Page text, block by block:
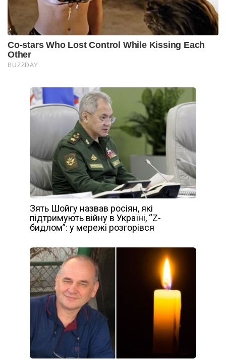
Зять Шойгу назвав росіян, які
підтримують війну в Україні, “Z-
бидлом”: у мережі розгорівся